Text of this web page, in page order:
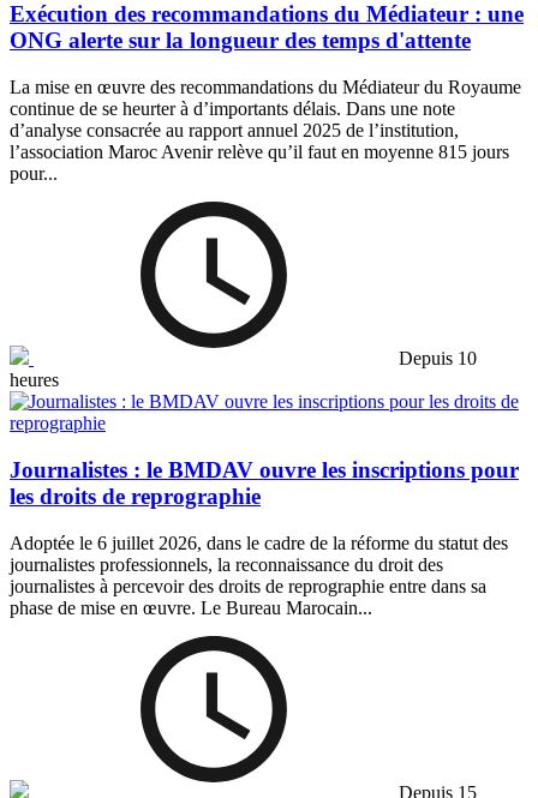
Exécution des recommandations du Médiateur : une
ONG alerte sur la longueur des temps d'attente
La mise en œuvre des recommandations du Médiateur du Royaume
continue de se heurter à d’importants délais. Dans une note
d’analyse consacrée au rapport annuel 2025 de l’institution,
l’association Maroc Avenir relève qu’il faut en moyenne 815 jours
pour...
Depuis 10
heures
Journalistes : le BMDAV ouvre les inscriptions pour
les droits de reprographie
Adoptée le 6 juillet 2026, dans le cadre de la réforme du statut des
journalistes professionnels, la reconnaissance du droit des
journalistes à percevoir des droits de reprographie entre dans sa
phase de mise en œuvre. Le Bureau Marocain...
Depuis 15